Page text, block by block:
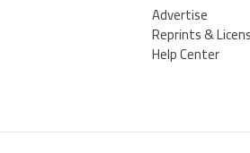
Advertise
Reprints &
Help Center